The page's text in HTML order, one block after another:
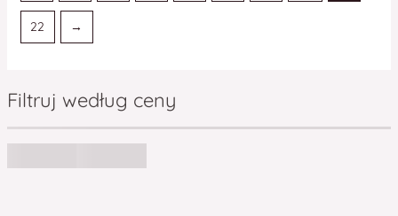
Filtruj według ceny
22 →